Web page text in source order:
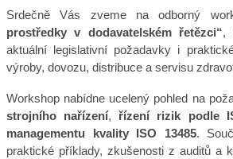
Srdečně Vás zveme na odborný
prostředky v dodavatelském řetězci“,
aktuální legislativní požadavky i
výroby, dovozu, distribuce a servisu
Workshop nabídne ucelený pohled na
strojního nařízení, řízení rizik podle
managementu kvality ISO 13485.
praktické příklady, zkušenosti z auditů a